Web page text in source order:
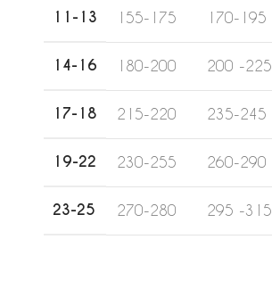
11-13 155-175 170-195
14-16 180-200 200 -225
17-18 215-220 235-245
19-22 230-255 260-290
23-25 270-280 295 -315